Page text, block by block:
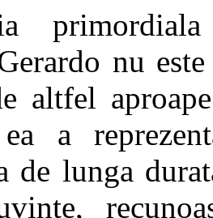
nu
altfel
a
de lunga